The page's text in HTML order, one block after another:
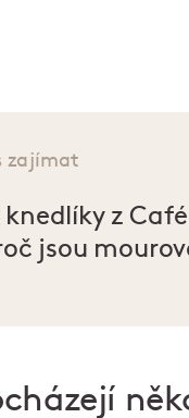
zajímat
z Café
jsou